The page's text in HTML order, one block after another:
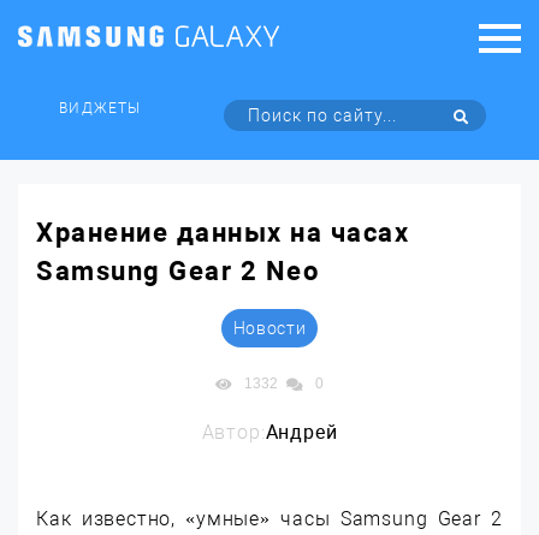
ВИДЖЕТЫ
Хранение данных на часах
Samsung Gear 2 Neo
Новости
1332 0
Автор:Андрей
Как известно, «умные» часы Samsung Gear 2